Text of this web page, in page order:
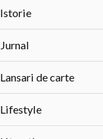
Istorie
Jurnal
Lansari de carte
Lifestyle